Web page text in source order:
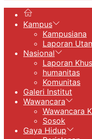
Kampus
Kampusiana
Laporan
Nasional
Laporan
humanitas
Komunitas
Galeri Institut
Wawancara
Wawancara
Sosok
Gaya Hidup